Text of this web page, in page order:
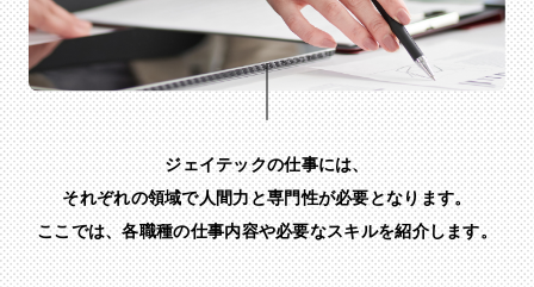
ジェイテックの仕事には、
それぞれの領域で人間力と専門性が必要となります。
ここでは、各職種の仕事内容や必要なスキルを紹介します。